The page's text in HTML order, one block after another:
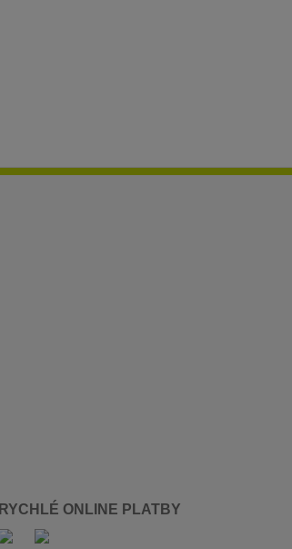
RYCHLÉ ONLINE PLATBY